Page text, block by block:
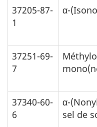
37205-87-
1
α-
37251-69-
7
37340-60-
6
α-
sel de